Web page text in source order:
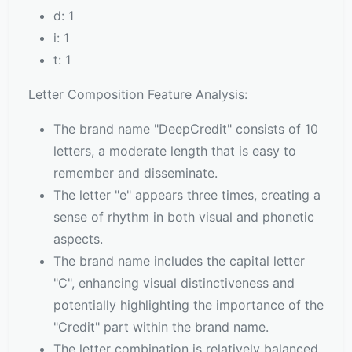
d: 1
i: 1
t: 1
Letter Composition Feature Analysis:
The brand name "DeepCredit" consists of 10
letters, a moderate length that is easy to
remember and disseminate.
The letter "e" appears three times, creating a
sense of rhythm in both visual and phonetic
aspects.
The brand name includes the capital letter
"C", enhancing visual distinctiveness and
potentially highlighting the importance of the
"Credit" part within the brand name.
The letter combination is relatively balanced,